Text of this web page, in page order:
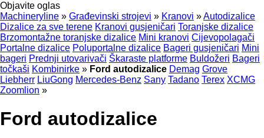
Objavite oglas
Machineryline » Građevinski strojevi » Kranovi »Autodizalice
Dizalice za sve terene Kranovi gusjeničari Toranjske dizalice
Brzomontažne toranjske dizalice Mini kranovi Cijevopolagači
Portalne dizalice Poluportalne dizalice Bageri gusjeničari Mini
bageri Prednji utovarivači Škaraste platforme Buldožeri Bageri
točkaši Kombinirke » Ford autodizalice Demag Grove
Liebherr LiuGong Mercedes-Benz Sany Tadano Terex XCMG
Zoomlion »
Ford autodizalice